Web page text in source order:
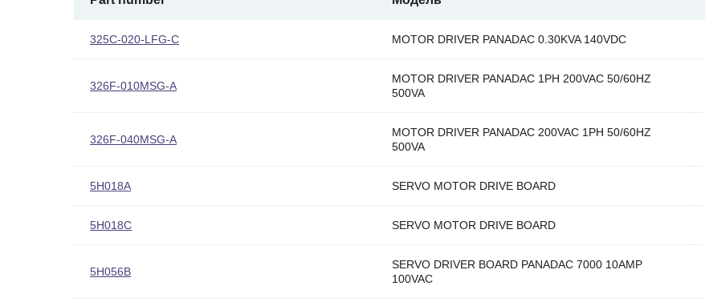
325C-020-LFG-C MOTOR DRIVER PANADAC 0.30KVA 140VDC
326F-010MSG-A
MOTOR DRIVER PANADAC 1PH 200VAC 50/60HZ
500VA
326F-040MSG-A
MOTOR DRIVER PANADAC 200VAC 1PH 50/60HZ
500VA
5H018A SERVO MOTOR DRIVE BOARD
5H018C SERVO MOTOR DRIVE BOARD
5H056B
SERVO DRIVER BOARD PANADAC 7000 10AMP
100VAC